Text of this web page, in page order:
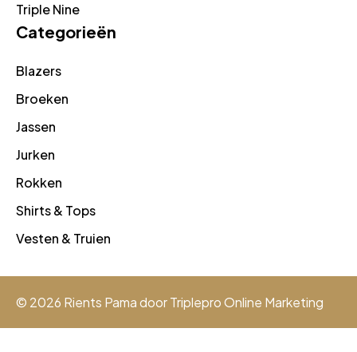
Triple Nine
Categorieën
Blazers
Broeken
Jassen
Jurken
Rokken
Shirts & Tops
Vesten & Truien
© 2026 Rients Pama doorTriplepro Online Marketing